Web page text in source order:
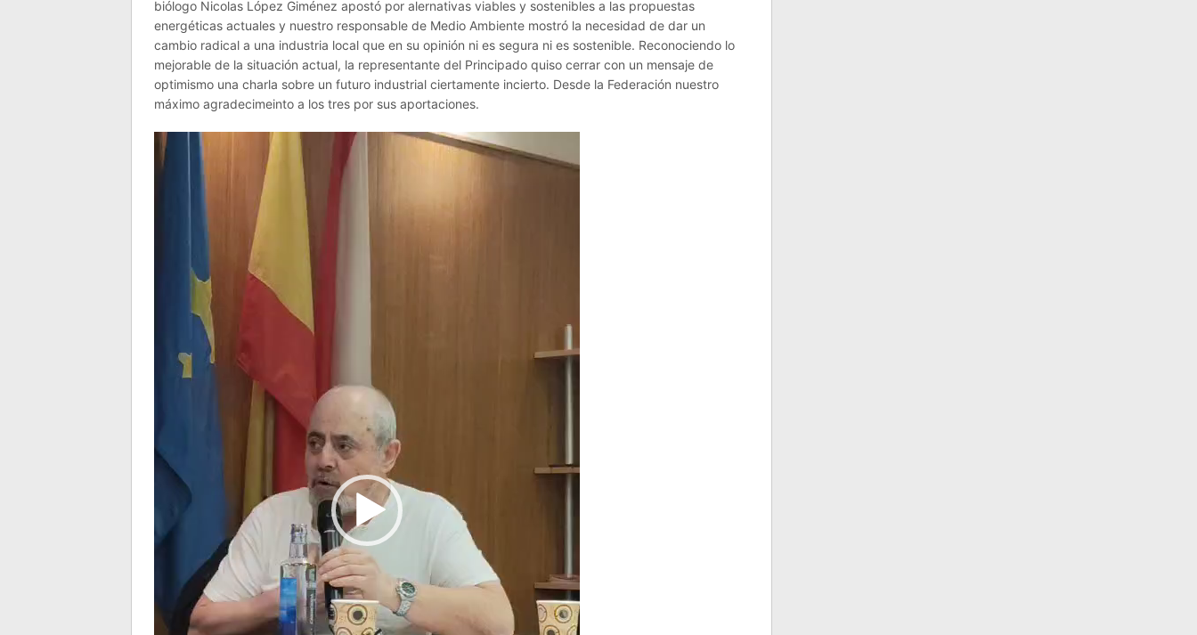
biólogo Nicolas López Giménez apostó por alernativas viables y sostenibles a las propuestas
energéticas actuales y nuestro responsable de Medio Ambiente mostró la necesidad de dar un
cambio radical a una industria local que en su opinión ni es segura ni es sostenible. Reconociendo lo
mejorable de la situación actual, la representante del Principado quiso cerrar con un mensaje de
optimismo una charla sobre un futuro industrial ciertamente incierto. Desde la Federación nuestro
máximo agradecimeinto a los tres por sus aportaciones.
Reproductor
de